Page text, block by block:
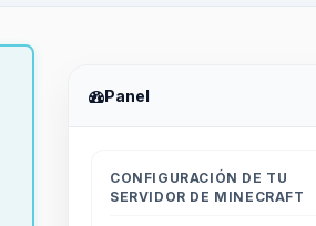
Panel
CONFIGURACIÓN DE TU
SERVIDOR DE MINECRAFT